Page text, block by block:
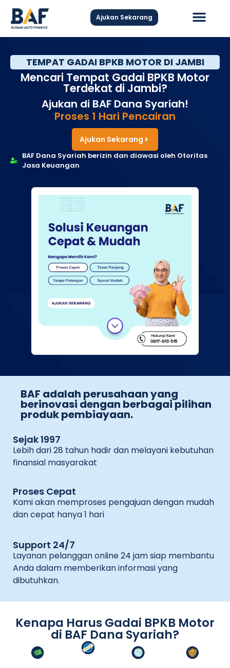
Ajukan Sekarang
TEMPAT GADAI BPKB MOTOR DI JAMBI
Mencari Tempat Gadai BPKB Motor
Terdekat di Jambi?
Ajukan di BAF Dana Syariah!
Proses 1 Hari Pencairan
Ajukan Sekarang
BAF Dana Syariah berizin dan diawasi oleh Otoritas
Jasa Keuangan
BAF adalah perusahaan yang
berinovasi dengan berbagai pilihan
produk pembiayaan.
Sejak 1997
Lebih dari 28 tahun hadir dan melayani kebutuhan
finansial masyarakat
Proses Cepat
Kami akan memproses pengajuan dengan mudah
dan cepat hanya 1 hari
Support 24/7
Layanan pelanggan online 24 jam siap membantu
Anda dalam memberikan informasi yang
dibutuhkan.
Kenapa Harus Gadai BPKB Motor
di BAF Dana Syariah?